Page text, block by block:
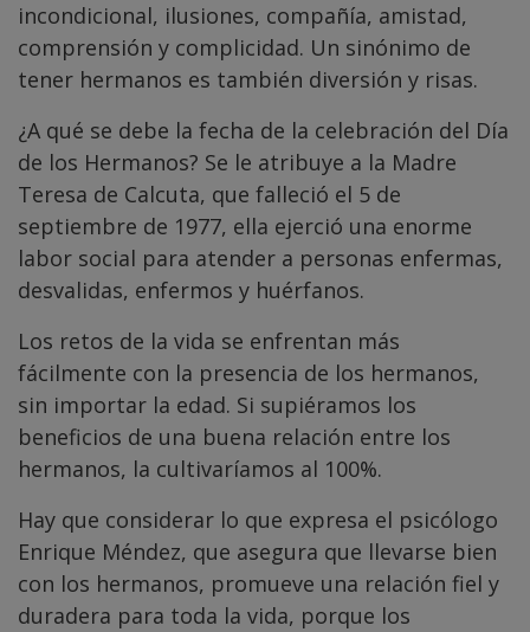
incondicional, ilusiones, compañía, amistad,
comprensión y complicidad. Un sinónimo de
tener hermanos es también diversión y risas.
¿A qué se debe la fecha de la celebración del Día
de los Hermanos? Se le atribuye a la Madre
Teresa de Calcuta, que falleció el 5 de
septiembre de 1977, ella ejerció una enorme
labor social para atender a personas enfermas,
desvalidas, enfermos y huérfanos.
Los retos de la vida se enfrentan más
fácilmente con la presencia de los hermanos,
sin importar la edad. Si supiéramos los
beneficios de una buena relación entre los
hermanos, la cultivaríamos al 100%.
Hay que considerar lo que expresa el psicólogo
Enrique Méndez, que asegura que llevarse bien
con los hermanos, promueve una relación fiel y
duradera para toda la vida, porque los